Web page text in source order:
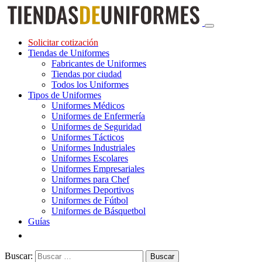
Solicitar cotización
Tiendas de Uniformes
Fabricantes de Uniformes
Tiendas por ciudad
Todos los Uniformes
Tipos de Uniformes
Uniformes Médicos
Uniformes de Enfermería
Uniformes de Seguridad
Uniformes Tácticos
Uniformes Industriales
Uniformes Escolares
Uniformes Empresariales
Uniformes para Chef
Uniformes Deportivos
Uniformes de Fútbol
Uniformes de Básquetbol
Guías
Buscar: